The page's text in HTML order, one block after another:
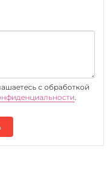
c обработкой
.